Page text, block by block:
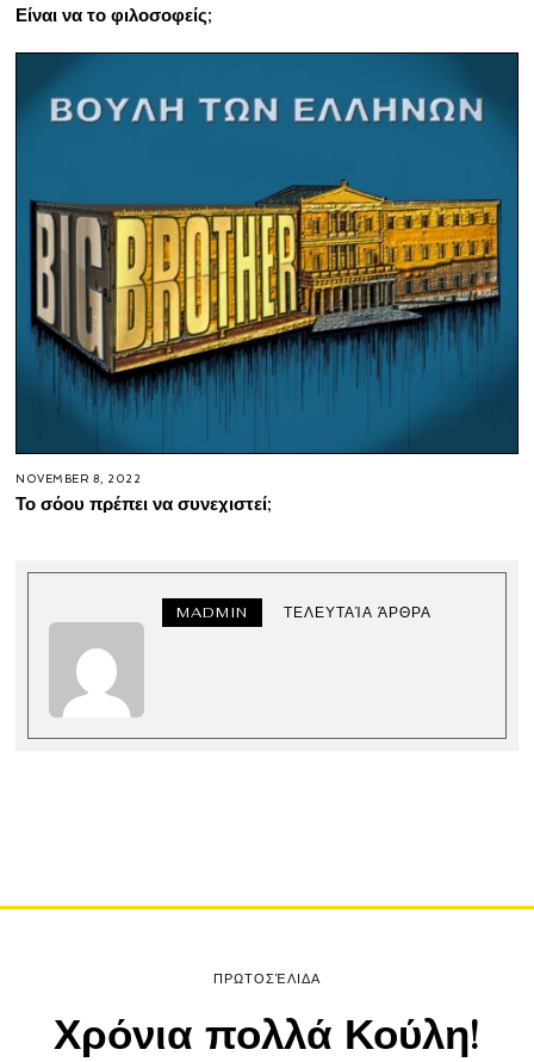
Είναι να το φιλοσοφείς;
NOVEMBER 8, 2022
Το σόου πρέπει να συνεχιστεί;
MADMIN ΤΕΛΕΥΤΑΊΑ ΆΡΘΡΑ
ΠΡΩΤΟΣΈΛΙΔΑ
Χρόνια πολλά Κούλη!